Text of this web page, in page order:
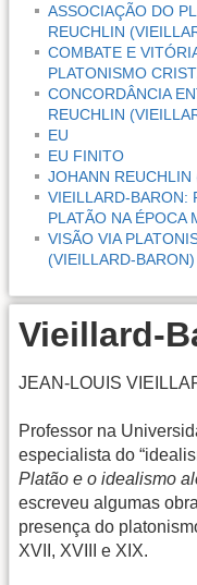
ASSOCIAÇÃO DO
REUCHLIN
COMBATE E
PLATONISMO
CONCORDÂNCIA
REUCHLIN
EU
EU FINITO
JOHANN
VIEILLARD-BARON:
PLATÃO NA ÉPOCA
VISÃO VIA
(VIEILLARD-BARON)
Vieillard-
JEAN-LOUIS
Professor na
especialista do
Platão e o idealismo
escreveu algumas
presença do
XVII, XVIII e XIX.